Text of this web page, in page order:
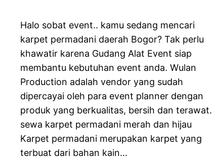
Halo sobat event.. kamu sedang mencari
karpet permadani daerah Bogor? Tak perlu
khawatir karena Gudang Alat Event siap
membantu kebutuhan event anda. Wulan
Production adalah vendor yang sudah
dipercayai oleh para event planner dengan
produk yang berkualitas, bersih dan terawat.
sewa karpet permadani merah dan hijau
Karpet permadani merupakan karpet yang
terbuat dari bahan kain…